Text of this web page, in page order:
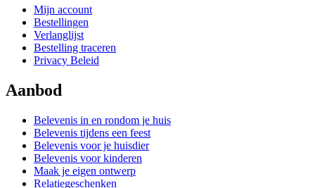
Mijn account
Bestellingen
Verlanglijst
Bestelling traceren
Privacy Beleid
Aanbod
Belevenis in en rondom je huis
Belevenis tijdens een feest
Belevenis voor je huisdier
Belevenis voor kinderen
Maak je eigen ontwerp
Relatiegeschenken